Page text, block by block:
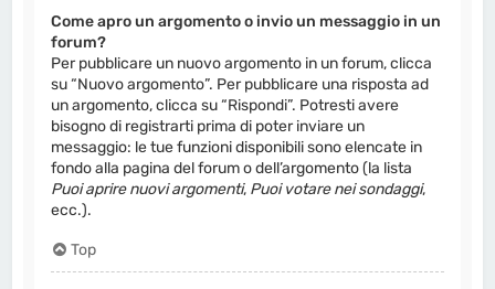
Come apro un argomento o invio un messaggio in un
forum?
Per pubblicare un nuovo argomento in un forum, clicca
su “Nuovo argomento”. Per pubblicare una risposta ad
un argomento, clicca su “Rispondi”. Potresti avere
bisogno di registrarti prima di poter inviare un
messaggio: le tue funzioni disponibili sono elencate in
fondo alla pagina del forum o dell’argomento (la lista
Puoi aprire nuovi argomenti, Puoi votare nei sondaggi,
ecc.).
Top